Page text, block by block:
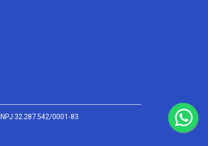
32.287.542/0001-83